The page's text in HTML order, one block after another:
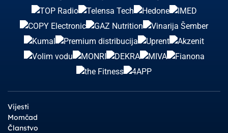
Vijesti
Momčad
Članstvo